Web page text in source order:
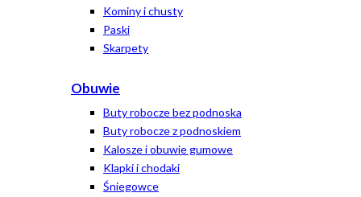
Kominy i chusty
Paski
Skarpety
Obuwie
Buty robocze bez podnoska
Buty robocze z podnoskiem
Kalosze i obuwie gumowe
Klapki i chodaki
Śniegowce